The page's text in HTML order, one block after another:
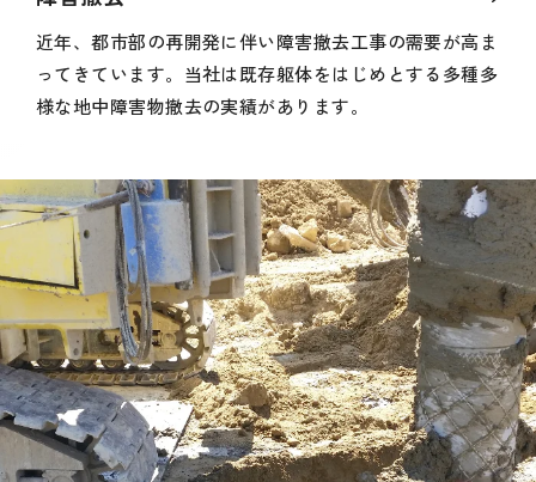
近年、都市部の再開発に伴い障害撤去工事の需要が高ま
ってきています。当社は既存躯体をはじめとする多種多
様な地中障害物撤去の実績があります。